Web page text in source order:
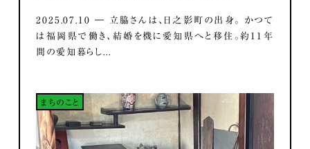
2025.07.10 ― 立脇さんは、日之影町の出身。 かつて
は福岡県で働き、結婚を機に愛知県へと移住。約11年
間の愛知暮らし...
まちのこと